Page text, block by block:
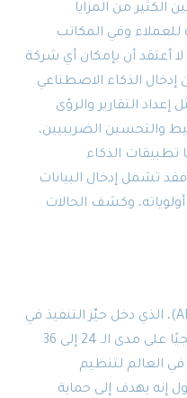
الكثير من المزايا
وفي المكاتب
أعتقد أن بإمكان أي شركة
الذكاء الاصطناعي
التقارير والرؤى
والتحسين الضريبيين،
تطبيقات الذكاء
تشمل إدخال البيانات
وكشف الحالات
إن قانون الذكاء الاصطناعي (AI Act)، الذي دخل حيّز التنفيذ في
1 أغسطس 2024 وسيُطبَّق تدريجيًا على مدى الـ 24 إلى 36
العالم لتنظيم
إنه يهدف إلى حماية